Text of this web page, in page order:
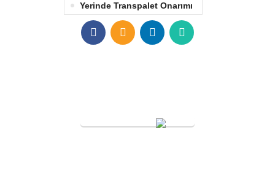
Yerinde Transpalet Onarımı
SERVİS TALEBİ